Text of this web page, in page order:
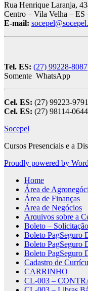
Rua Henrique Laranja,
Centro – Vila Velha – ES
E-mail:
Tel. ES: (27) 99228-8087
Somente WhatsApp
Cel. ES: (27) 99223-
Cel. ES: (27) 98114-
Socepel
Cursos Presenciais e a
Proudly powered by
Home
Área de
Área de Finanças
Área de Negócios
Arquivos sobre a
Boleto –
Boleto PagSeguro
Boleto PagSeguro
Boleto PagSeguro
Cadastro de
CARRINHO
CL-003 –